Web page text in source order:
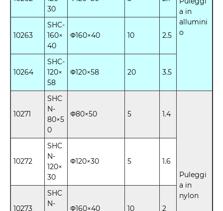
a in
allumini
o
30
10263
SHC-
160×
40
Φ160×40 10 2.5
10264
SHC-
120×
58
Φ120×58 20 3.5
10271
SHC
N-
80×5
0
Φ80×50 5 1.4
Puleggi
a in
nylon
10272
SHC
N-
120×
30
Φ120×30 5 1.6
10273
SHC
N-
Φ160×40 10 2